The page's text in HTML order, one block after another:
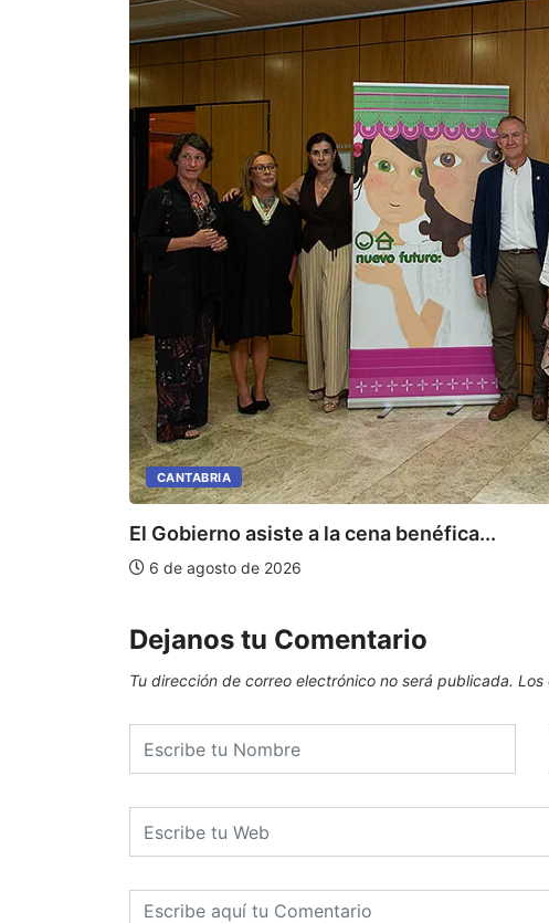
CANTABRIA
El Gobierno asiste a la cena benéfica...
6 de agosto de 2026
Dejanos tu Comentario
Tu dirección de correo electrónico no será publicada. Los